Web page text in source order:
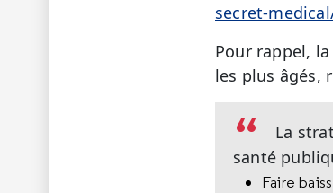
secret-
Pour rappel,
les plus âgés,
La
santé
Faire